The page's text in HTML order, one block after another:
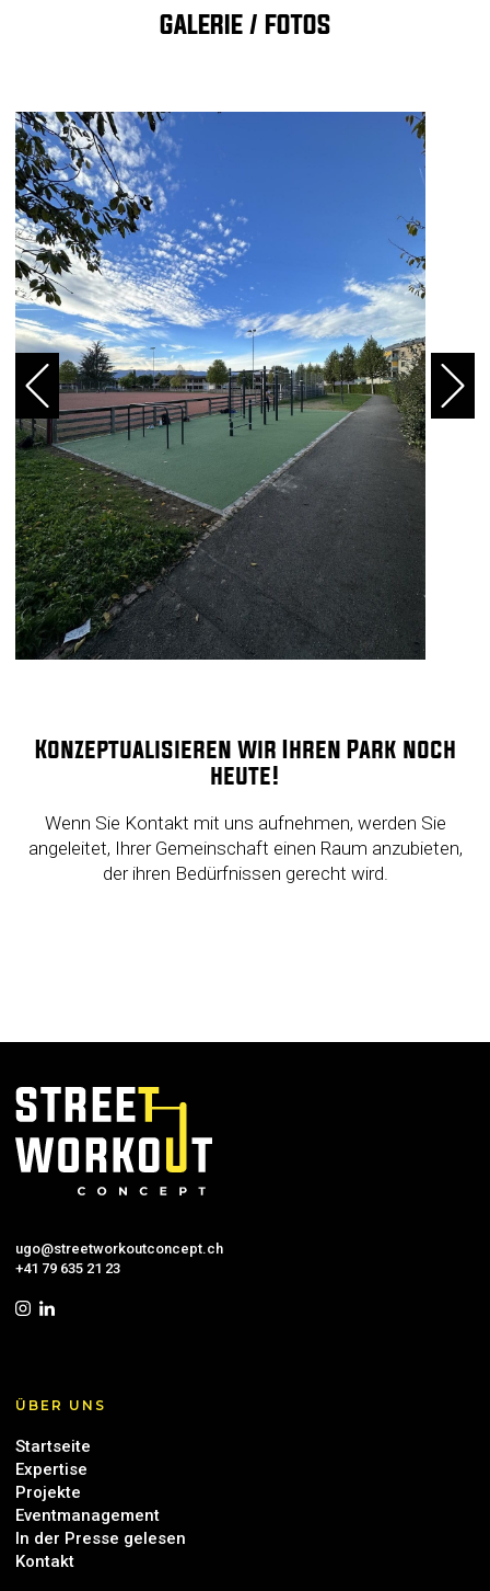
GALERIE / FOTOS
Konzeptualisieren wir Ihren Park noch
heute!
Wenn Sie Kontakt mit uns aufnehmen, werden Sie
angeleitet, Ihrer Gemeinschaft einen Raum anzubieten,
der ihren Bedürfnissen gerecht wird.
ugo@streetworkoutconcept.ch
+41 79 635 21 23
ÜBER UNS
Startseite
Expertise
Projekte
Eventmanagement
In der Presse gelesen
Kontakt